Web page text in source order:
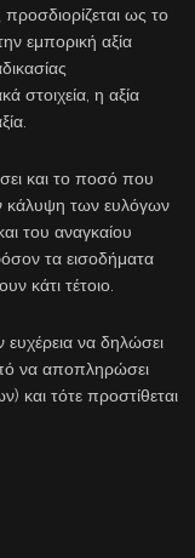
ως το
εμπορική αξία
στοιχεία, η αξία
και το ποσό που
κάλυψη των ευλόγων
του αναγκαίου
τα εισοδήματα
κάτι τέτοιο.
να δηλώσει
να αποπληρώσει
και τότε προστίθεται